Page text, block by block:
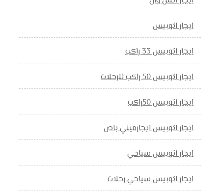
ايجار اتوبيس
ايجار اتوبيس 33 راكب
ايجار اتوبيس 50 راكب للرحلات
ايجار اتوبيس 50راكب
ايجار اتوبيس ايجارميني باص
ايجار اتوبيس سياحي
ايجار اتوبيس سياحي رحلات